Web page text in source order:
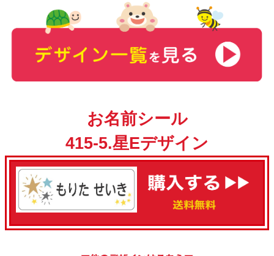
お名前シール
415-5.星Eデザイン